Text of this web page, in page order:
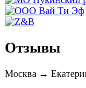
Отзывы
Москва →